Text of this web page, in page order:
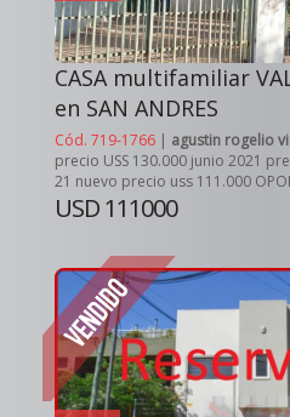
CASA multifamiliar
en SAN ANDRES
Cód. 719-1766 | agustin rogelio
precio USS 130.000 junio 2021
21 nuevo precio uss 111.000
USD 111000